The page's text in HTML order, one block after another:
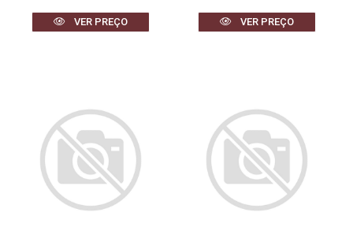
VER PREÇO VER PREÇO